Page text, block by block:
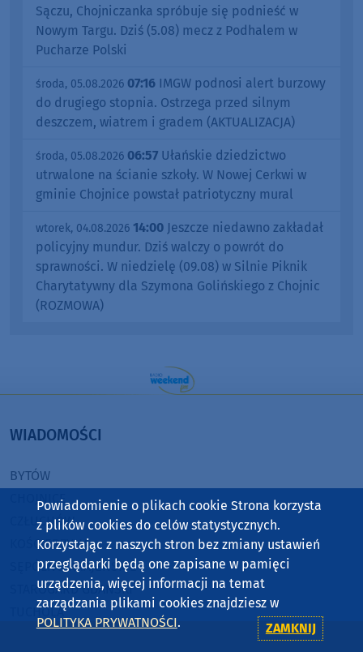
Sączu, Chojniczanka spróbuje się podnieść w
Nowym Targu. Dziś (5.08) mecz z Podhalem w
Pucharze Polski
środa, 05.08.2026 07:16 IMGW podnosi alert burzowy
do drugiego stopnia. Ostrzega przed silnym
deszczem, wiatrem i gradem (AKTUALIZACJA)
środa, 05.08.2026 06:57 Ułańskie dziedzictwo
utrwalone na ścianie szkoły. W Nowej Cerkwi w
gminie Chojnice powstał patriotyczny mural
wtorek, 04.08.2026 14:00 Jeszcze niedawno zakładał
policyjny mundur. Dziś walczy o powrót do
sprawności. W niedzielę (09.08) w Silnie Piknik
Charytatywny dla Szymona Golińskiego z Chojnic
(ROZMOWA)
WIADOMOŚCI
BYTÓW
CHOJNICE
CZŁUCHÓW
KOŚCIERZYNA
SĘPÓLNO KRAJEŃSKIE
STAROGARD GDAŃSKI
TUCHOLA
Powiadomienie o plikach cookie Strona korzysta
z plików cookies do celów statystycznych.
Korzystając z naszych stron bez zmiany ustawień
przeglądarki będą one zapisane w pamięci
urządzenia, więcej informacji na temat
zarządzania plikami cookies znajdziesz w
POLITYKA PRYWATNOŚCI. ZAMKNIJ